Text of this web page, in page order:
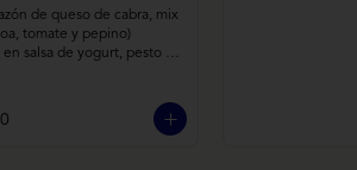
de queso de cabra, mix
tomate y pepino)
salsa de yogurt, pesto de